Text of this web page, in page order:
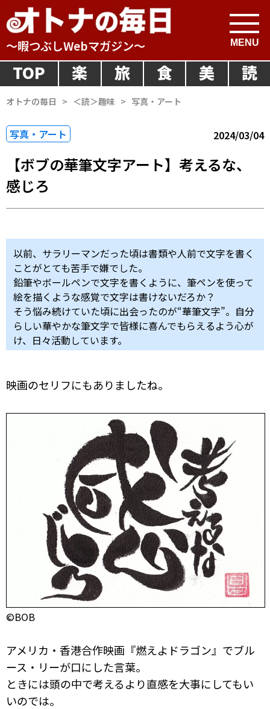
～暇つぶしWebマガジン～
TOP 楽 旅 食 美 読
オトナの毎日 > ＜読＞趣味 > 写真・アート
写真・アート 2024/03/04
【ボブの華筆文字アート】考えるな、
感じろ
以前、サラリーマンだった頃は書類や人前で文字を書く
ことがとても苦手で嫌でした。
鉛筆やボールペンで文字を書くように、筆ペンを使って
絵を描くような感覚で文字は書けないだろか？
そう悩み続けていた頃に出会ったのが“華筆文字”。自分
らしい華やかな筆文字で皆様に喜んでもらえるよう心が
け、日々活動しています。
映画のセリフにもありましたね。
©BOB
アメリカ・香港合作映画『燃えよドラゴン』でブル
ース・リーが口にした言葉。
ときには頭の中で考えるより直感を大事にしてもい
いのでは。